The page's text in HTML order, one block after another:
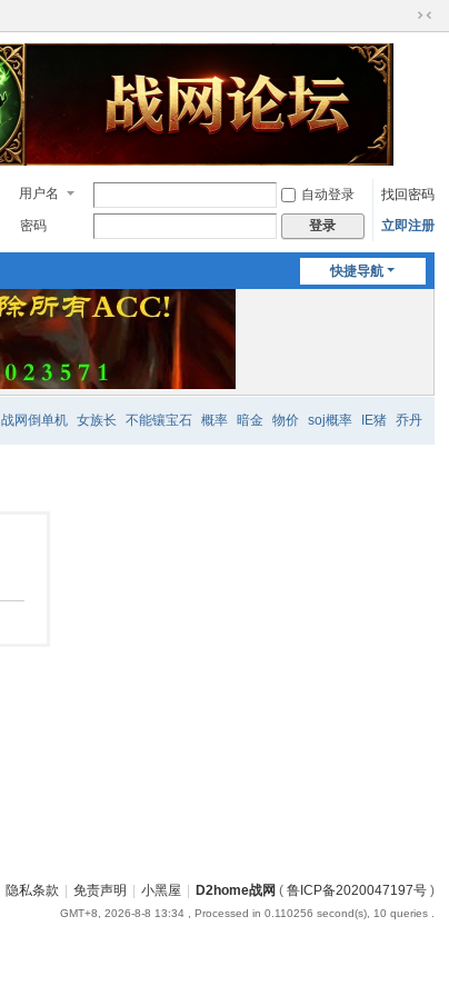
切
用户名 自动登录
找回密码
密码
登录 立即注册
快捷导航
战网倒单机 女族长 不能镶宝石 概率 暗金 物价 soj概率 IE猪 乔丹
隐私条款 | 免责声明 | 小黑屋 | D2home战网 ( 鲁ICP备2020047197号)
GMT+8, 2026-8-8 13:34, Processed in 0.110256 second(s), 10 queries .